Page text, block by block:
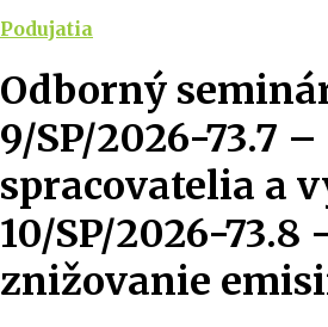
Podujatia
Odborný
9/SP/2026-73.7 –
spracovatelia a
10/SP/2026-73.8
znižovanie